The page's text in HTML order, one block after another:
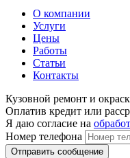
О компании
Услуги
Цены
Работы
Статьи
Контакты
Кузовной ремонт и
Оплатив кредит или
Я даю согласие на
Номер телефона